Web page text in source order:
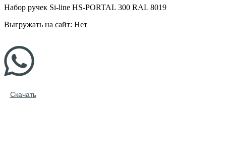
Скачать
Набор ручек Si-line HS-PORTAL 300 RAL 8019
Выгружать на сайт: Нет